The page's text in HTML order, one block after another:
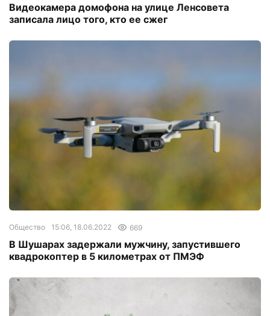
Видеокамера домофона на улице Ленсовета
записала лицо того, кто ее сжег
Общество 15:06, 18.06.2022 669
В Шушарах задержали мужчину, запустившего
квадрокоптер в 5 километрах от ПМЭФ